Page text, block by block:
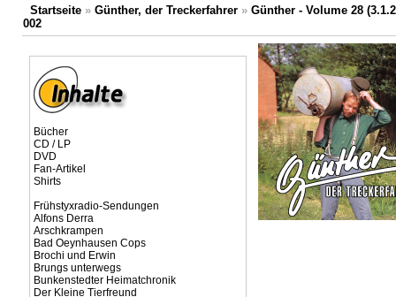
Startseite» Günther, der Treckerfahrer» Günther - Volume 28
002
Bücher
CD / LP
DVD
Fan-Artikel
Shirts
Frühstyxradio-Sendungen
Alfons Derra
Arschkrampen
Bad Oeynhausen Cops
Brochi und Erwin
Brungs unterwegs
Bunkenstedter Heimatchronik
Der Kleine Tierfreund